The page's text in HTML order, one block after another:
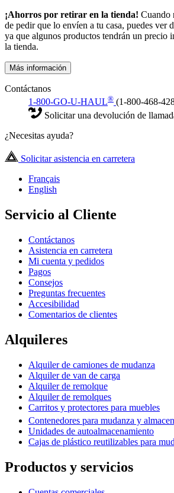
¡Ahorros por retirar en la tienda! Cuando
de pedir que lo envíen a tu casa, puedes ver
ya que algunos productos tendrán un precio
la tienda.
Más información
Contáctanos
1-800-GO-U-HAUL® (1-800-468-
Solicitar una devolución de
¿Necesitas ayuda?
Solicitar asistencia en carretera
Français
English
Servicio al Cliente
Contáctanos
Asistencia en carretera
Mi cuenta y pedidos
Pagos
Consejos
Preguntas frecuentes
Accesibilidad
Comentarios de clientes
Alquileres
Alquiler de camiones de mudanza
Alquiler de van de carga
Alquiler de remolque
Alquiler de remolques
Carritos y protectores para muebles
Contenedores para mudanza y
Unidades de autoalmacenamiento
Cajas de plástico reutilizables para
Productos y servicios